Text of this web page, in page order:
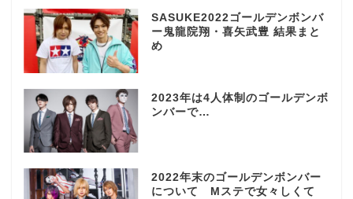
SASUKE2022ゴールデンボンバ
ー鬼龍院翔・喜矢武豊 結果まと
め
2023年は4人体制のゴールデンボ
ンバーで…
2022年末のゴールデンボンバー
について Mステで女々しくて